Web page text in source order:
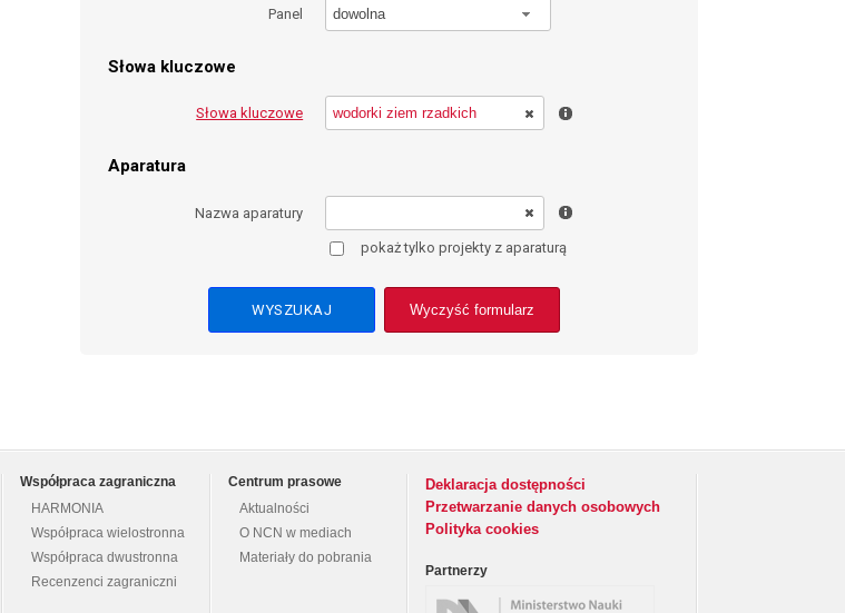
Panel dowolna
Słowa kluczowe
Słowa kluczowe
Aparatura
Nazwa aparatury
pokaż tylko projekty z aparaturą
Wyczyść formularz
Współpraca zagraniczna
HARMONIA
Współpraca wielostronna
Współpraca dwustronna
Recenzenci zagraniczni
Centrum prasowe
Aktualności
O NCN w mediach
Materiały do pobrania
Deklaracja dostępności
Przetwarzanie danych osobowych
Polityka cookies
Partnerzy